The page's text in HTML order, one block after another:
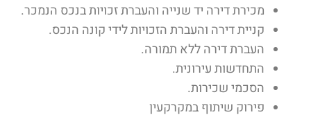
מכירת דירה יד שנייה והעברת זכויות בנכס הנמכר.
קניית דירה והעברת הזכויות לידי קונה הנכס.
העברת דירה ללא תמורה.
התחדשות עירונית.
הסכמי שכירות.
פירוק שיתוף במקרקעין